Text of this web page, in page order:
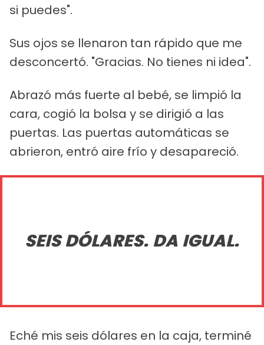
si puedes".
Sus ojos se llenaron tan rápido que me
desconcertó. "Gracias. No tienes ni idea".
Abrazó más fuerte al bebé, se limpió la
cara, cogió la bolsa y se dirigió a las
puertas. Las puertas automáticas se
abrieron, entró aire frío y desapareció.
SEIS DÓLARES. DA IGUAL.
Eché mis seis dólares en la caja, terminé